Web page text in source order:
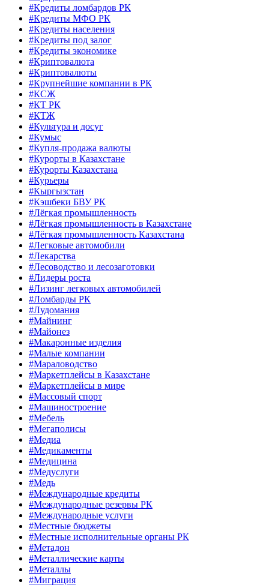
#Кредиты ломбардов РК
#Кредиты МФО РК
#Кредиты населения
#Кредиты под залог
#Кредиты экономике
#Криптовалюта
#Криптовалюты
#Крупнейшие компании в РК
#КСЖ
#КТ РК
#КТЖ
#Культура и досуг
#Кумыс
#Купля-продажа валюты
#Курорты в Казахстане
#Курорты Казахстана
#Курьеры
#Кыргызстан
#Кэшбеки БВУ РК
#Лёгкая промышленность
#Лёгкая промышленность в Казахстане
#Лёгкая промышленность Казахстана
#Легковые автомобили
#Лекарства
#Лесоводство и лесозаготовки
#Лидеры роста
#Лизинг легковых автомобилей
#Ломбарды РК
#Лудомания
#Майнинг
#Майонез
#Макаронные изделия
#Малые компании
#Мараловодство
#Маркетплейсы в Казахстане
#Маркетплейсы в мире
#Массовый спорт
#Машиностроение
#Мебель
#Мегаполисы
#Медиа
#Медикаменты
#Медицина
#Медуслуги
#Медь
#Международные кредиты
#Международные резервы РК
#Международные услуги
#Местные бюджеты
#Местные исполнительные органы РК
#Метадон
#Металлические карты
#Металлы
#Миграция